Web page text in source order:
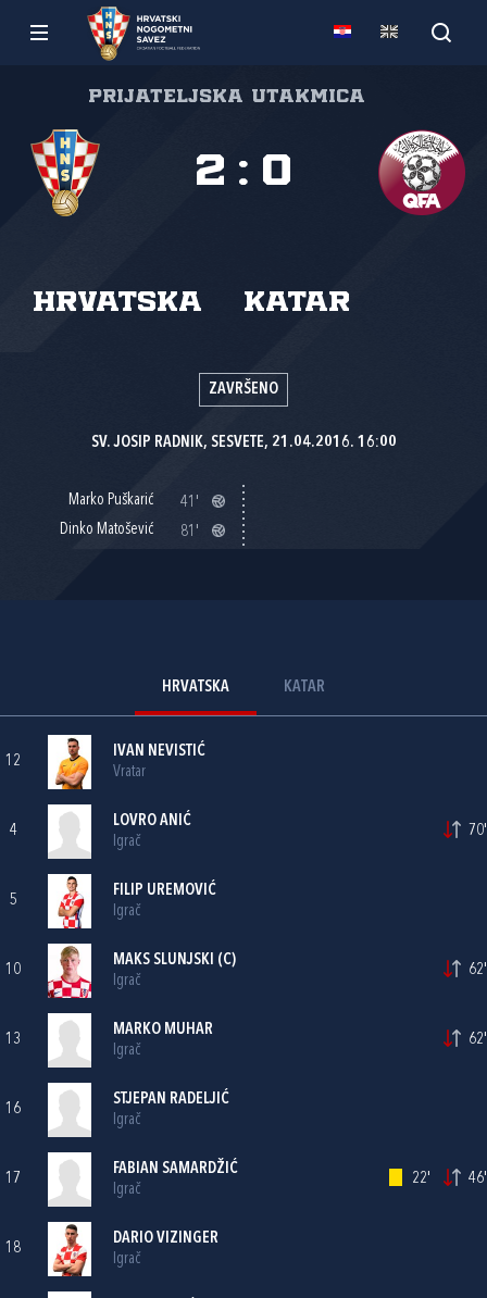
Prijateljska utakmica
Hrvatska Katar
2 : 0
ZAVRŠENO
SV. JOSIP RADNIK, SESVETE, 21.04.2016. 16:00
Marko Puškarić
41'
Dinko Matošević
81'
HRVATSKA KATAR
12
IVAN NEVISTIĆ
Vratar
4
LOVRO ANIĆ
Igrač
70'
5
FILIP UREMOVIĆ
Igrač
10
MAKS SLUNJSKI (C)
Igrač
62'
13
MARKO MUHAR
Igrač
62'
16
STJEPAN RADELJIĆ
Igrač
17
FABIAN SAMARDŽIĆ
Igrač
22' 46'
18
DARIO VIZINGER
Igrač